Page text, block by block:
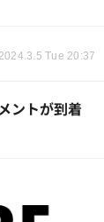
Tue 20:37
ントが到着